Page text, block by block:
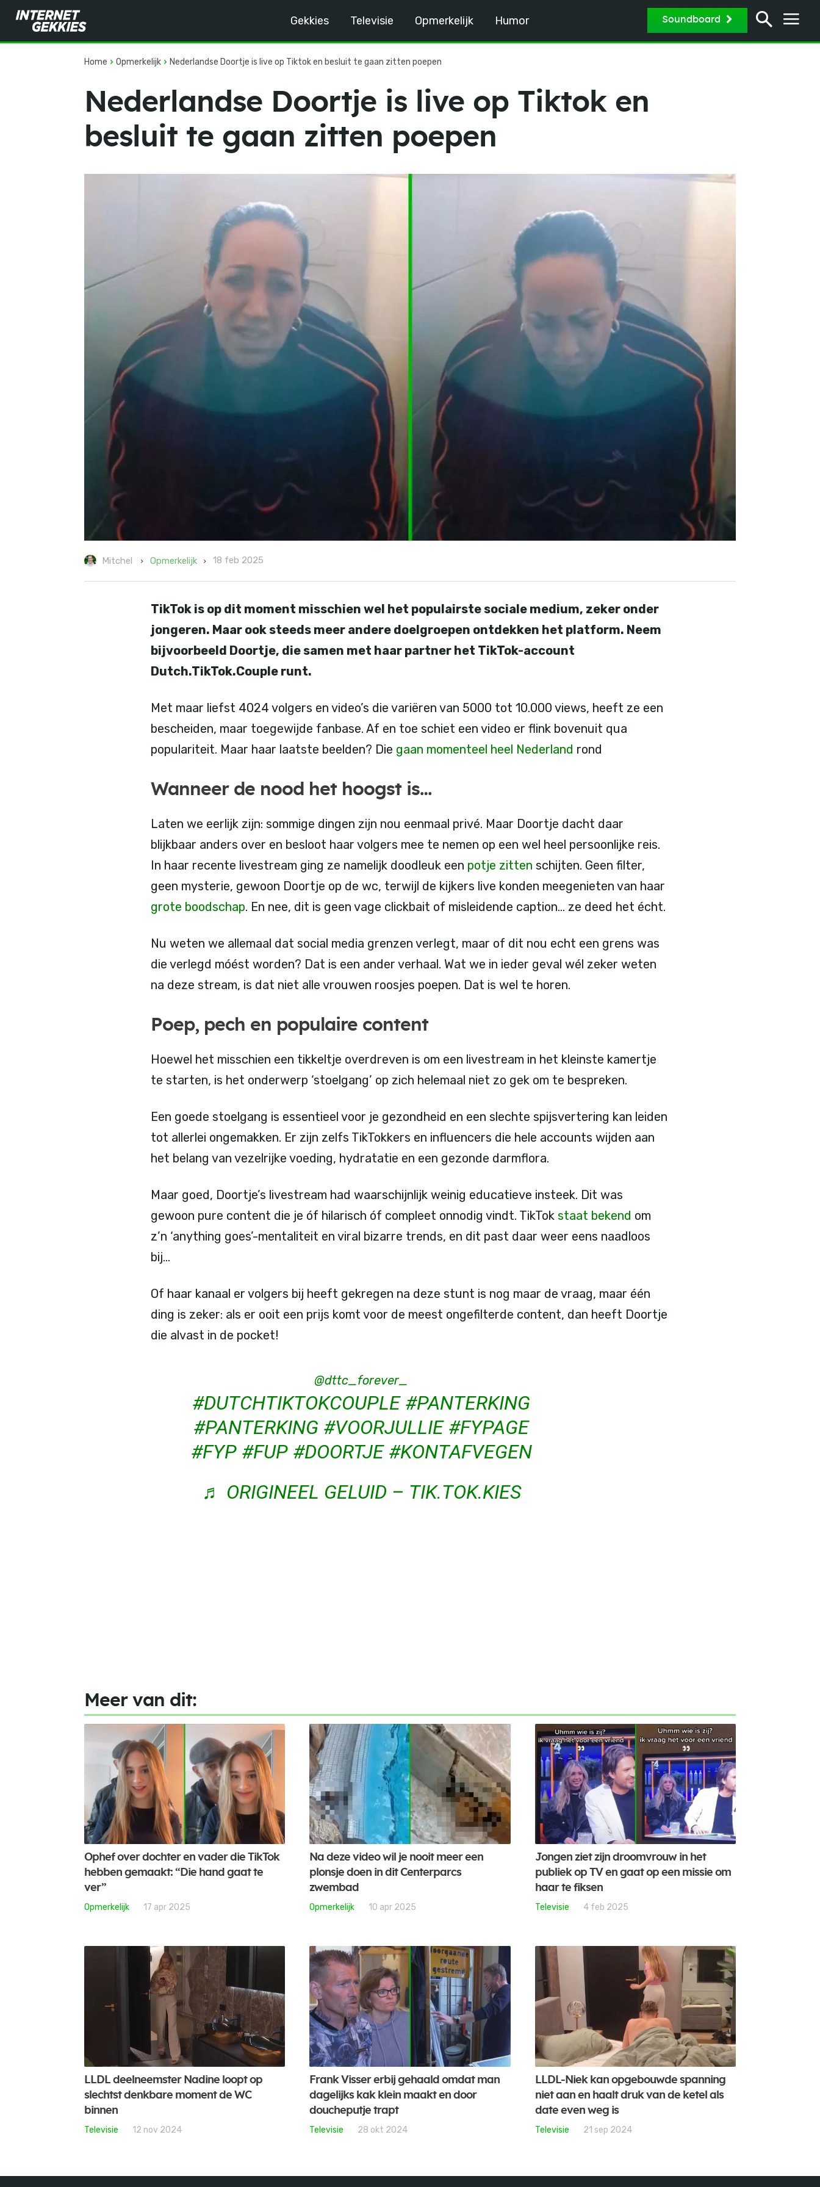
Gekkies Televisie Opmerkelijk Humor Soundboard
Home Opmerkelijk Nederlandse Doortje is live op Tiktok en besluit te gaan zitten poepen
Nederlandse Doortje is live op Tiktok en
besluit te gaan zitten poepen
Mitchel Opmerkelijk 18 feb 2025
TikTok is op dit moment misschien wel het populairste sociale medium, zeker onder
jongeren. Maar ook steeds meer andere doelgroepen ontdekken het platform. Neem
bijvoorbeeld Doortje, die samen met haar partner het TikTok-account
Dutch.TikTok.Couple runt.
Met maar liefst 4024 volgers en video’s die variëren van 5000 tot 10.000 views, heeft ze een
bescheiden, maar toegewijde fanbase. Af en toe schiet een video er flink bovenuit qua
populariteit. Maar haar laatste beelden? Die gaan momenteel heel Nederland rond
Wanneer de nood het hoogst is…
Laten we eerlijk zijn: sommige dingen zijn nou eenmaal privé. Maar Doortje dacht daar
blijkbaar anders over en besloot haar volgers mee te nemen op een wel heel persoonlijke reis.
In haar recente livestream ging ze namelijk doodleuk een potje zitten schijten. Geen filter,
geen mysterie, gewoon Doortje op de wc, terwijl de kijkers live konden meegenieten van haar
grote boodschap. En nee, dit is geen vage clickbait of misleidende caption… ze deed het écht.
Nu weten we allemaal dat social media grenzen verlegt, maar of dit nou echt een grens was
die verlegd móést worden? Dat is een ander verhaal. Wat we in ieder geval wél zeker weten
na deze stream, is dat niet alle vrouwen roosjes poepen. Dat is wel te horen.
Poep, pech en populaire content
Hoewel het misschien een tikkeltje overdreven is om een livestream in het kleinste kamertje
te starten, is het onderwerp ‘stoelgang’ op zich helemaal niet zo gek om te bespreken.
Een goede stoelgang is essentieel voor je gezondheid en een slechte spijsvertering kan leiden
tot allerlei ongemakken. Er zijn zelfs TikTokkers en influencers die hele accounts wijden aan
het belang van vezelrijke voeding, hydratatie en een gezonde darmflora.
Maar goed, Doortje’s livestream had waarschijnlijk weinig educatieve insteek. Dit was
gewoon pure content die je óf hilarisch óf compleet onnodig vindt. TikTok staat bekend om
z’n ‘anything goes’-mentaliteit en viral bizarre trends, en dit past daar weer eens naadloos
bij…
Of haar kanaal er volgers bij heeft gekregen na deze stunt is nog maar de vraag, maar één
ding is zeker: als er ooit een prijs komt voor de meest ongefilterde content, dan heeft Doortje
die alvast in de pocket!
@dttc_forever_
#DUTCHTIKTOKCOUPLE #PANTERKING
#PANTERKING #VOORJULLIE #FYPAGE
#FYP #FUP #DOORTJE #KONTAFVEGEN
♬ ORIGINEEL GELUID – TIK.TOK.KIES
Meer van dit:
Ophef over dochter en vader die TikTok
hebben gemaakt: “Die hand gaat te
ver”
Opmerkelijk 17 apr 2025
Na deze video wil je nooit meer een
plonsje doen in dit Centerparcs
zwembad
Opmerkelijk 10 apr 2025
Jongen ziet zijn droomvrouw in het
publiek op TV en gaat op een missie om
haar te fiksen
Televisie 4 feb 2025
LLDL deelneemster Nadine loopt op
slechtst denkbare moment de WC
binnen
Televisie 12 nov 2024
Frank Visser erbij gehaald omdat man
dagelijks kak klein maakt en door
doucheputje trapt
Televisie 28 okt 2024
LLDL-Niek kan opgebouwde spanning
niet aan en haalt druk van de ketel als
date even weg is
Televisie 21 sep 2024